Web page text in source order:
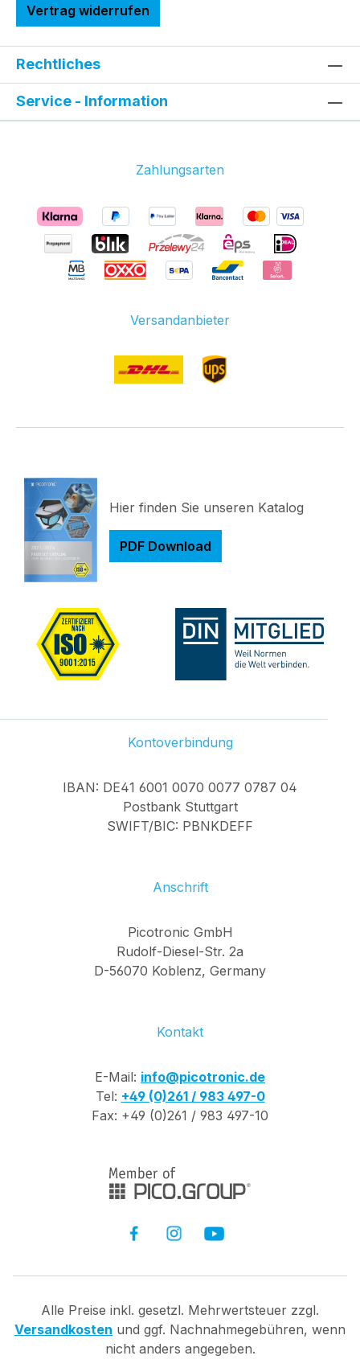
Vertrag widerrufen
Rechtliches
Service - Information
Zahlungsarten
Versandanbieter
Hier finden Sie unseren Katalog
PDF Download
Kontoverbindung
IBAN: DE41 6001 0070 0077 0787 04
Postbank Stuttgart
SWIFT/BIC: PBNKDEFF
Anschrift
Picotronic GmbH
Rudolf-Diesel-Str. 2a
D-56070 Koblenz, Germany
Kontakt
E-Mail: info@picotronic.de
Tel: +49 (0)261 / 983 497-0
Fax: +49 (0)261 / 983 497-10
Alle Preise inkl. gesetzl. Mehrwertsteuer zzgl.
Versandkosten und ggf. Nachnahmegebühren, wenn
nicht anders angegeben.